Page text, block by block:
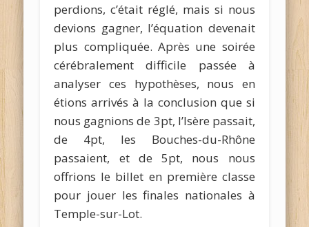
perdions, c’était réglé, mais si nous
devions gagner, l’équation devenait
plus compliquée. Après une soirée
cérébralement difficile passée à
analyser ces hypothèses, nous en
étions arrivés à la conclusion que si
nous gagnions de 3pt, l’Isère passait,
de 4pt, les Bouches-du-Rhône
passaient, et de 5pt, nous nous
offrions le billet en première classe
pour jouer les finales nationales à
Temple-sur-Lot.